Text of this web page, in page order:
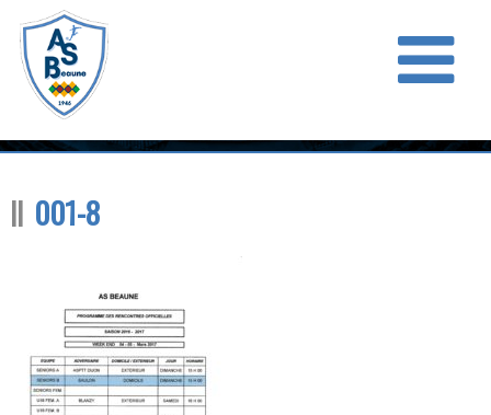
001-8